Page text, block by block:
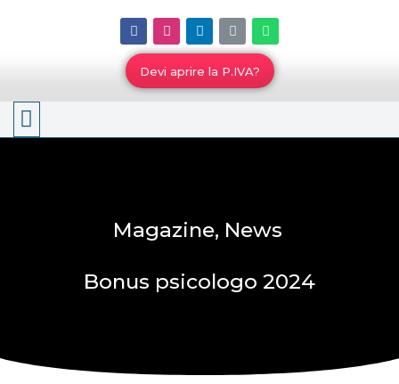
Devi aprire la P.IVA?
Magazine, News
Bonus psicologo 2024